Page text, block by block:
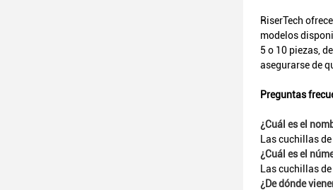
RiserTech
modelos
5 o 10 piezas,
asegurarse de
Preguntas
¿Cuál es el
Las cuchillas de
¿Cuál es el
Las cuchillas
¿De dónde